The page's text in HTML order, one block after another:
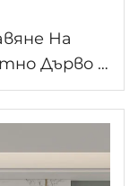
На
Дърво С
Изградяне
Стъпки